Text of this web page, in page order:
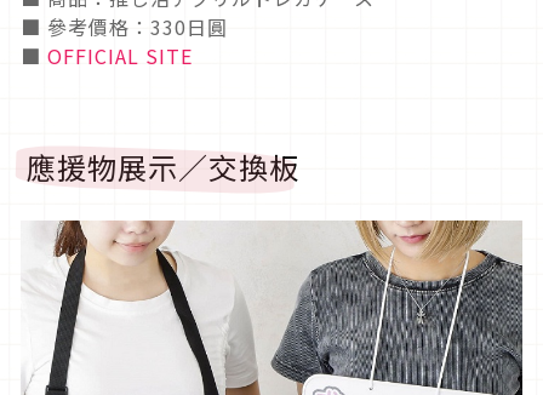
■ 參考價格：330日圓
■ OFFICIAL SITE
應援物展示／交換板